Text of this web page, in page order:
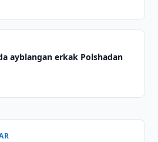
ayblangan erkak Polshadan